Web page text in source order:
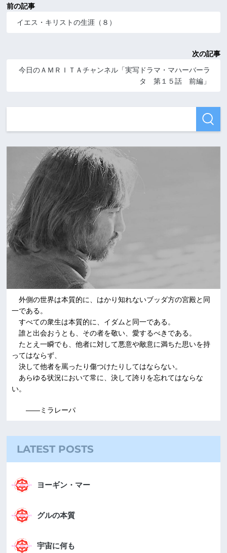
前の記事
イエス・キリストの生涯（８）
次の記事
今日のＡＭＲＩＴＡチャンネル「実写ドラマ・マハーバーラ
タ 第１５話 前編」
外側の世界は本質的に、はかり知れないブッダ方の宮殿と同
一である。
すべての衆生は本質的に、イダムと同一である。
誰と出会おうとも、その者を敬い、愛するべきである。
たとえ一瞬でも、他者に対して悪意や敵意に満ちた思いを持
ってはならず、
決して他者を罵ったり傷つけたりしてはならない。
あらゆる状況において常に、決して誇りを忘れてはならな
い。
――ミラレーパ
LATEST POSTS
ヨーギン・マー
グルの本質
宇宙に何も